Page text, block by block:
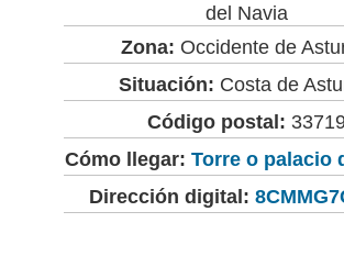
del Navia
Zona: Occidente de
Situación: Costa de
Código postal:
Cómo llegar: Torre o palacio
Dirección digital: